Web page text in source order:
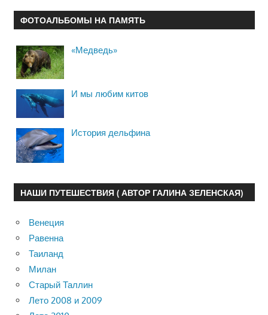
ФОТОАЛЬБОМЫ НА ПАМЯТЬ
«Медведь»
И мы любим китов
История дельфина
НАШИ ПУТЕШЕСТВИЯ ( АВТОР ГАЛИНА ЗЕЛЕНСКАЯ)
Венеция
Равенна
Таиланд
Милан
Старый Таллин
Лето 2008 и 2009